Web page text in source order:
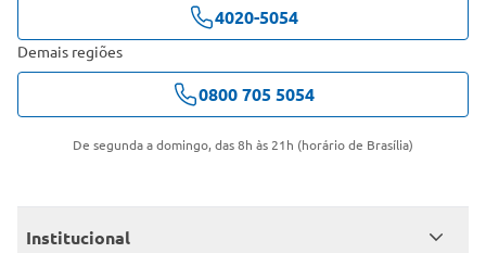
4020-5054
Demais regiões
0800 705 5054
De segunda a domingo, das 8h às 21h (horário de Brasília)
Institucional